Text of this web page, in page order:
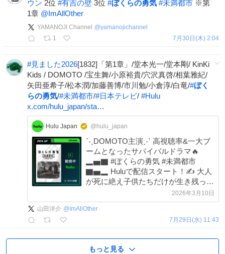
ウン 2位 #有吉の壁 3位 #ぼくらの勇気 #未満都市 ※第
1章 @ImAllOther
YAMANOJI Channel @yamanojichannel
1
7月30日(木) 2:04
#見ました2026[1832]「第1章」/堂本光一/堂本剛/ KinKi
Kids / DOMOTO /宝生舞/小原裕貴/穴沢真啓/相葉雅紀/
矢田亜希子/松本潤/加藤善博/市川勉/小倉淳/白竜/#ぼく
らの勇気/#未満都市/#日本テレビ/ #Hulu
x.com/hulu_japan/sta…
Hulu Japan @hulu_japan
⋱DOMOTO主演⋰ 高視聴率&一大ブ
ームとなったサバイバルドラマ🔥
▂▅▇ #ぼくらの勇気 #未満都市
▇▅▂ Huluで配信スタート！✍️ 大人
が死に絶え子供たちだけが生き残った
街で、少年少女が様々なトラブルを乗
り越えていく── ＜出演＞堂本光一 堂
本剛
2026年3月10日
山田洋介 @ ImAllOther
7月29日(水) 11:43
もっと見る